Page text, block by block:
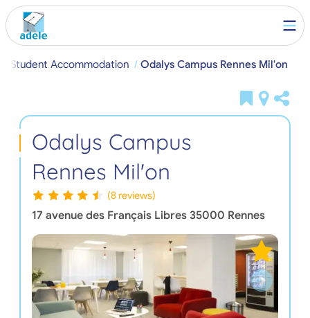
Student Accommodation Odalys Campus Rennes Mil'on
Odalys Campus
Rennes Mil'on
(8 reviews)
17 avenue des Français Libres 35000 Rennes